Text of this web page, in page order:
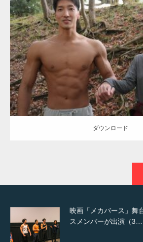
Update:2021.07.8
Category:公園のマッチョ その他 AKIHITO(細
ダウンロード
ダウンロード
TOKYO FMラジオ番
で紹介さ…
NHK「所さん！事件
た（6/8放送）
映画「メカバース」舞
スメンバーが出演（3…